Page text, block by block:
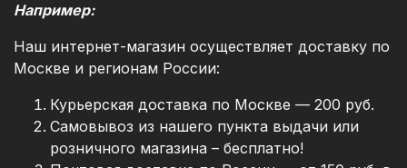
Например:
Наш интернет-магазин осуществляет доставку по
Москве и регионам России:
Курьерская доставка по Москве — 200 руб.
Самовывоз из нашего пункта выдачи или
розничного магазина – бесплатно!